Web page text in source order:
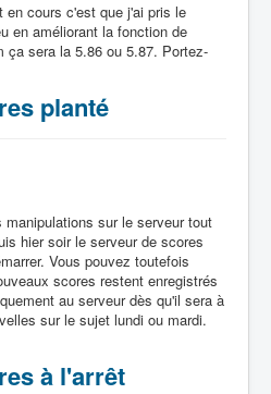
en cours c'est que j'ai pris le
en améliorant la fonction de
ça sera la 5.86 ou 5.87. Portez-
planté
sur le serveur tout
hier soir le serveur de scores
Vous pouvez toutefois
scores restent enregistrés
au serveur dès qu'il sera à
sur le sujet lundi ou mardi.
à l'arrêt